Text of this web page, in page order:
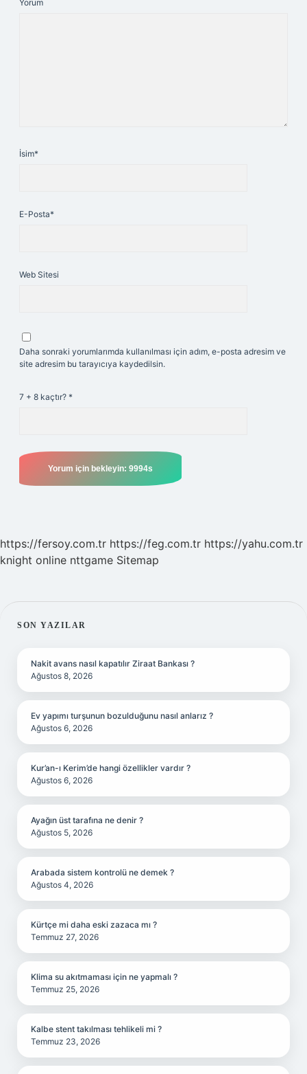
Yorum
İsim*
E-Posta*
Web Sitesi
Daha sonraki yorumlarımda kullanılması için adım, e-posta adresim ve
site adresim bu tarayıcıya kaydedilsin.
7 + 8 kaçtır? *
https://fersoy.com.tr https://feg.com.tr https://yahu.com.tr
knight online nttgame Sitemap
SIDEBAR
SON YAZILAR
Nakit avans nasıl kapatılır Ziraat Bankası ?
Ağustos 8, 2026
Ev yapımı turşunun bozulduğunu nasıl anlarız ?
Ağustos 6, 2026
Kur’an-ı Kerim’de hangi özellikler vardır ?
Ağustos 6, 2026
Ayağın üst tarafına ne denir ?
Ağustos 5, 2026
Arabada sistem kontrolü ne demek ?
Ağustos 4, 2026
Kürtçe mi daha eski zazaca mı ?
Temmuz 27, 2026
Klima su akıtmaması için ne yapmalı ?
Temmuz 25, 2026
Kalbe stent takılması tehlikeli mi ?
Temmuz 23, 2026